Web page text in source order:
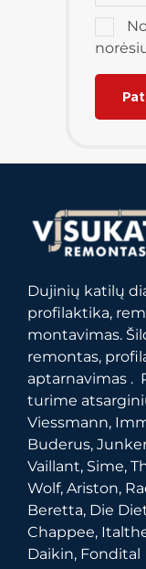
Dujinių katilų
profilaktika,
montavimas.
remontas,
aptarnavimas .
turime
Viessmann,
Buderus,
Vaillant, Sime,
Wolf, Ariston,
Beretta, Die
Chappee,
Daikin, Fondital